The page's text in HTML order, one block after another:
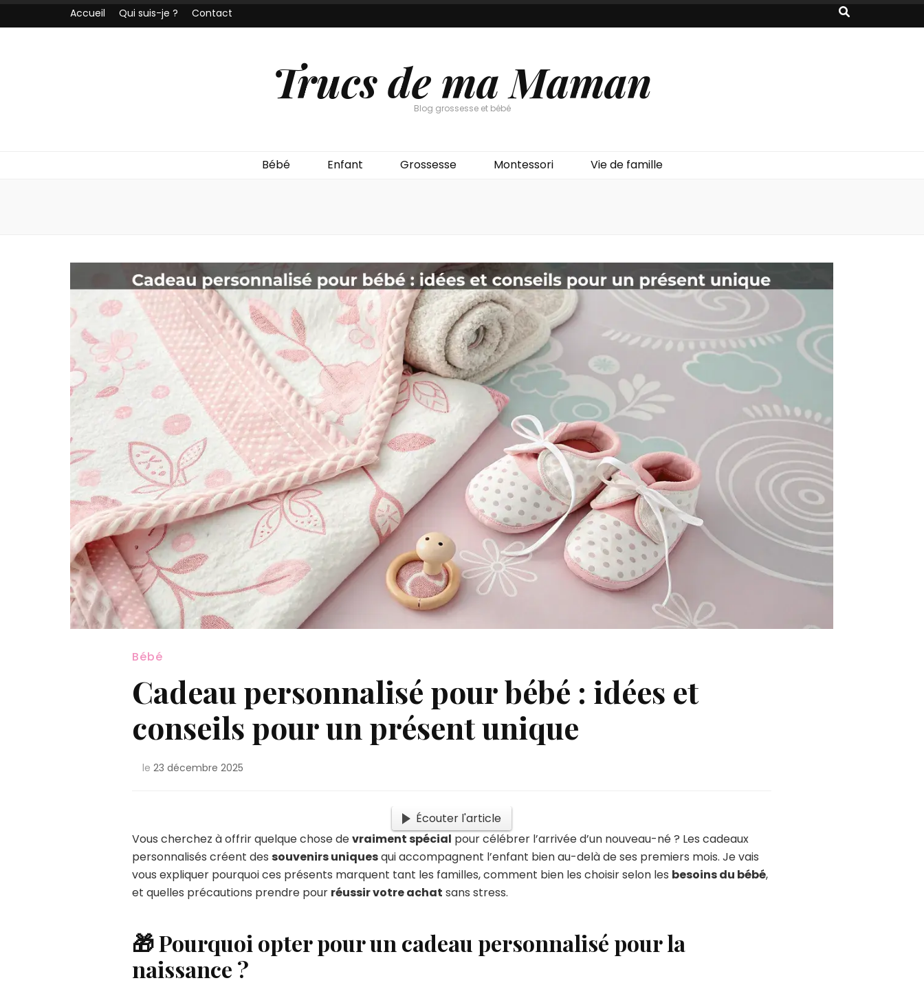
Accueil Qui suis-je ? Contact
Trucs de ma Maman
Blog grossesse et bébé
Bébé Enfant Grossesse Montessori Vie de famille
Bébé
Cadeau personnalisé pour bébé : idées et
conseils pour un présent unique
le 23 décembre 2025
Écouter l'article
Vous cherchez à offrir quelque chose devraiment spécial pour célébrer l’arrivée d’un nouveau-né ? Les cadeaux
personnalisés créent des souvenirs uniquesqui accompagnent l’enfant bien au-delà de ses premiers mois. Je vais
vous expliquer pourquoi ces présents marquent tant les familles, comment bien les choisir selon les besoins du bébé,
et quelles précautions prendre pour réussir votre achat sans stress.
🎁 Pourquoi opter pour un cadeau personnalisé pour la
naissance ?